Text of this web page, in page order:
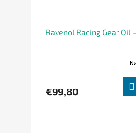
Ravenol Racing Gear Oil
€99,80